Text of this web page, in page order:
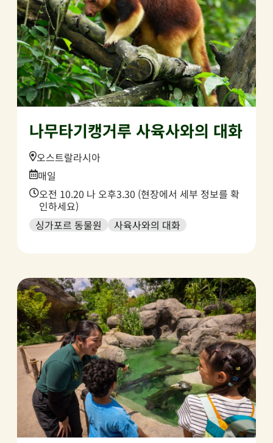
나무타기캥거루 사육사와의 대화
Location:
오스트랄라시아
Date:
매일
Time:
오전 10.20 나 오후3.30 (현장에서 세부 정보를 확
인하세요)
싱가포르 동물원
사육사와의 대화